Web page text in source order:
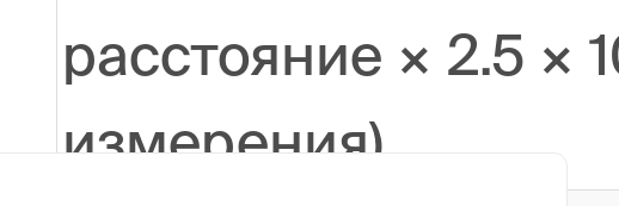
расстояние × 2.5 ×
измерения)